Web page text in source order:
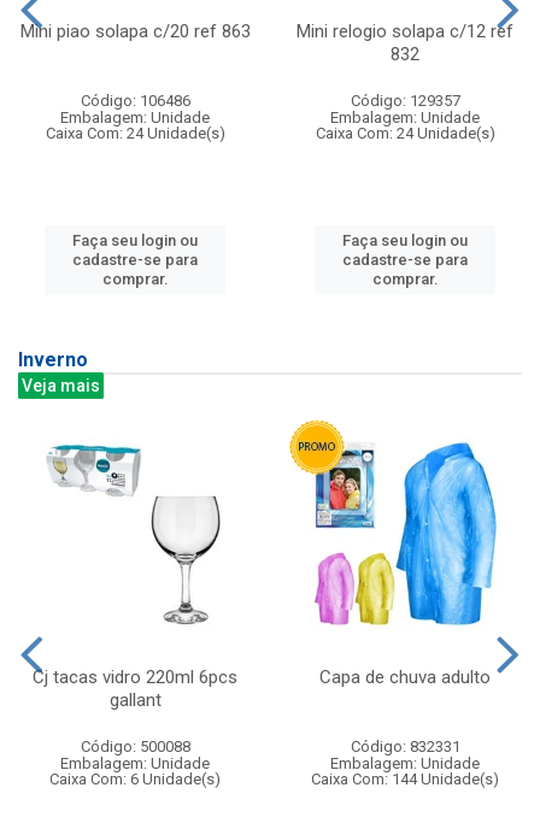
Mini piao solapa c/20 ref 863
Código: 106486
Embalagem: Unidade
Caixa Com: 24 Unidade(s)
Faça seu login ou
cadastre-se para
comprar.
Mini relogio solapa c/12 ref
832
Código: 129357
Embalagem: Unidade
Caixa Com: 24 Unidade(s)
Faça seu login ou
cadastre-se para
comprar.
Inverno
Veja mais
Cj tacas vidro 220ml 6pcs
gallant
Código: 500088
Embalagem: Unidade
Caixa Com: 6 Unidade(s)
Capa de chuva adulto
Código: 832331
Embalagem: Unidade
Caixa Com: 144 Unidade(s)